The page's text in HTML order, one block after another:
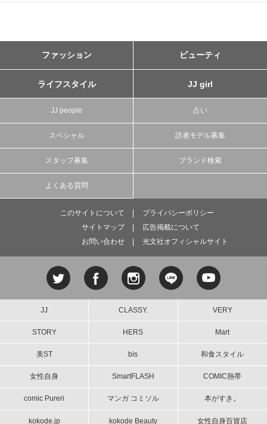
ファッション ビューティ
ライフスタイル JJ girl
JJ people 占い
スペシャル 読者モデル募集
スタッフ募集 ブランド検索
よくある質問
このサイトについて
プライバシーポリシー
サイトマップ
広告掲載について
お問い合わせ
光文社オフィシャルサイト
JJ CLASSY. VERY
STORY HERS Mart
美ST bis 和食スタイル
女性自身 SmartFLASH COMIC熱帯
comic Pureri マンガ コミソル 本がすき。
kokode.jp kokode Beauty 女性自身百貨店